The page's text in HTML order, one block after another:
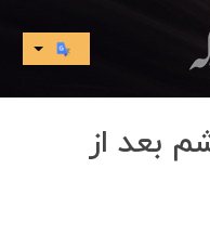
بعد از